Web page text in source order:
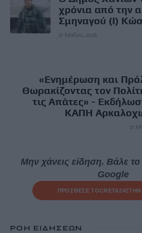
χρόνια από την
Σμηναγού (Ι)
21 Μαΐου, 2026
«Ενημέρωση και
Θωρακίζοντας τον
τις Απάτες» -
ΚΑΠΗ
21
Μην χάνεις είδηση. Βάλε το
Google
ΠΡΟΣΘΕΣΕ ΤΟCRETA24ΣΤΗΝ
ΡΟΗ ΕΙΔΗΣΕΩΝ